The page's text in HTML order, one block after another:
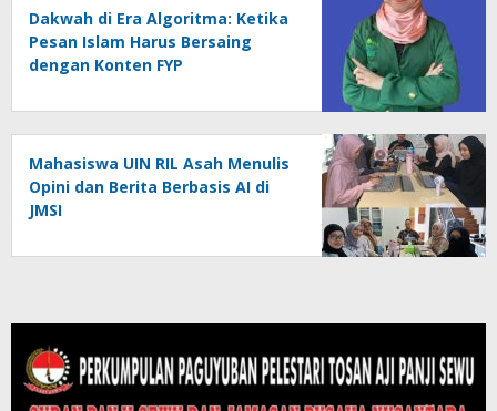
Dakwah di Era Algoritma: Ketika
Pesan Islam Harus Bersaing
dengan Konten FYP
Mahasiswa UIN RIL Asah Menulis
Opini dan Berita Berbasis AI di
JMSI